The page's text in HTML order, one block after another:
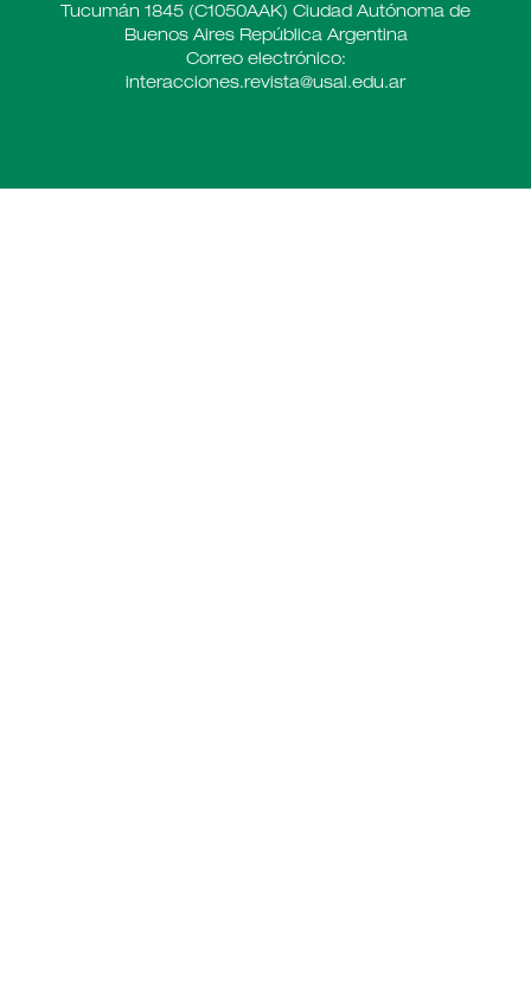
Tucumán 1845 (C1050AAK) Ciudad Autónoma de
Buenos Aires República Argentina
Correo electrónico:
interacciones.revista@usal.edu.ar